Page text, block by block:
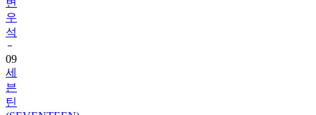
석
09
세
븐
틴
(SEVENTEEN)